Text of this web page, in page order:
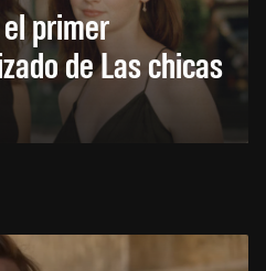
primer
de Las chicas